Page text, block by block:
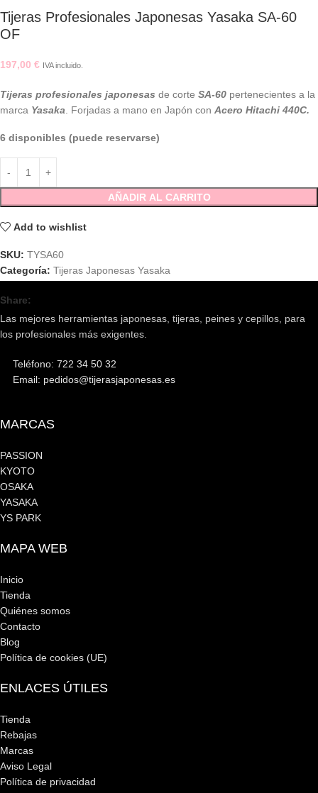
Tijeras Profesionales Japonesas Yasaka SA-60
OF
197,00 € IVA incluido.
Tijeras profesionales japonesas de corte SA-60 pertenecientes a la
marca Yasaka . Forjadas a mano en Japón con Acero Hitachi 440C.
6 disponibles (puede reservarse)
AÑADIR AL CARRITO
Add to wishlist
SKU: TYSA60
Categoría: Tijeras Japonesas Yasaka
Share:
Las mejores herramientas japonesas, tijeras, peines y cepillos, para
los profesionales más exigentes.
Teléfono: 722 34 50 32
Email: pedidos@tijerasjaponesas.es
MARCAS
PASSION
KYOTO
OSAKA
YASAKA
YS PARK
MAPA WEB
Inicio
Tienda
Quiénes somos
Contacto
Blog
Política de cookies (UE)
ENLACES ÚTILES
Tienda
Rebajas
Marcas
Aviso Legal
Política de privacidad